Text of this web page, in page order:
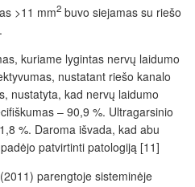
>11 mm2 buvo siejamas su riešo
kuriame lygintas nervų laidumo
nustatant riešo kanalo
nustatyta, kad nervų laidumo
– 90,9 %. Ultragarsinio
%. Daroma išvada, kad abu
patvirtinti patologiją [11]
parengtoje sisteminėje